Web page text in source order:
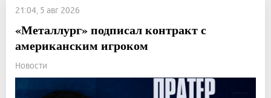
21:04, 5 авг 2026
«Металлург» подписал контракт с
американским игроком
Новости